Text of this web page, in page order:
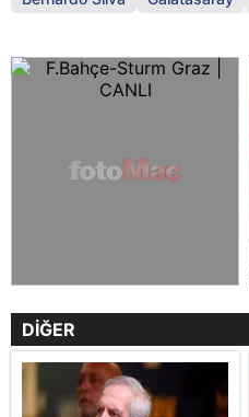
DİĞER